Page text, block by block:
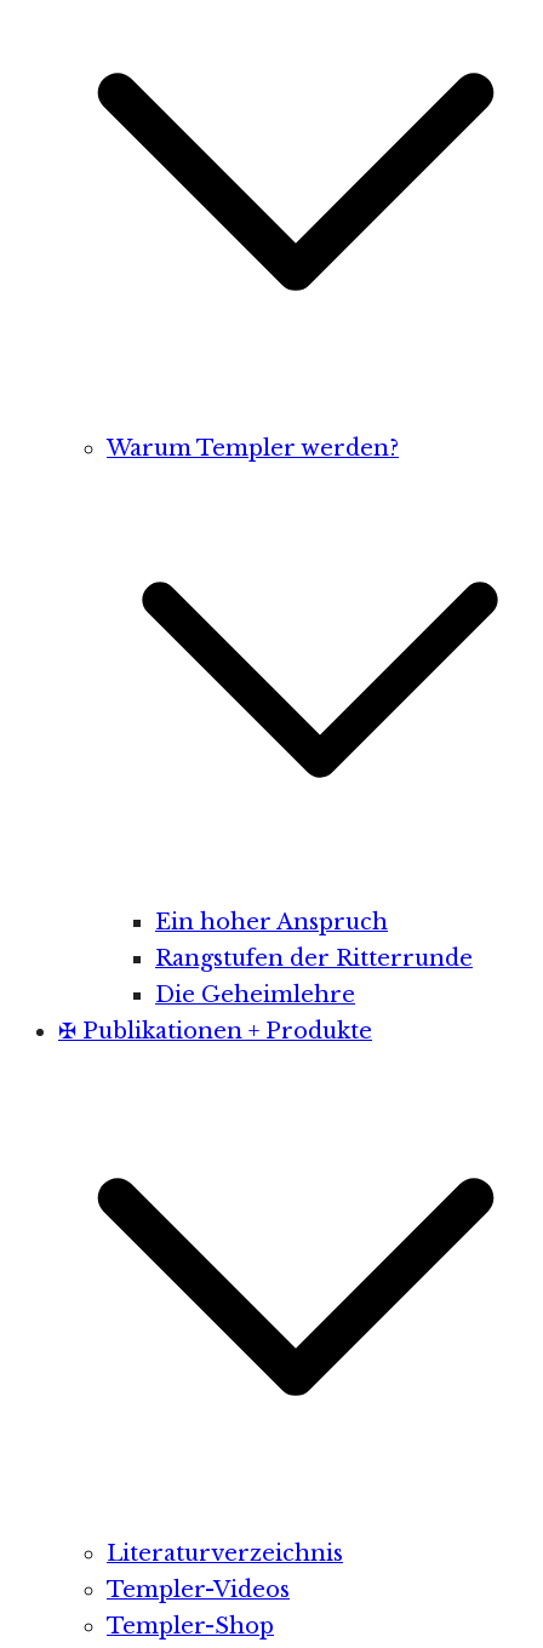
Warum Templer werden?
Ein hoher Anspruch
Rangstufen der Ritterrunde
Die Geheimlehre
✠ Publikationen + Produkte
Literaturverzeichnis
Templer-Videos
Templer-Shop